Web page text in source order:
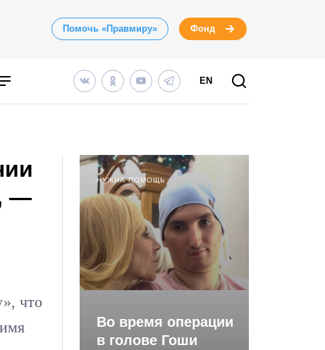
Помочь «Правмиру» Фонд
EN
—
что
НУЖНА ПОМОЩЬ
Во время операции
в голове Гоши